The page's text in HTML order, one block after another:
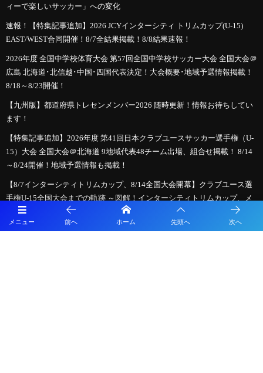
メニュー 前へ ホーム 先頭へ 次へ
ィーで楽しいサッカー」への変化
速報！【特集記事追加】2026 JCYインターシティ トリムカップ(U-15)
EAST/WEST合同開催！8/7全結果掲載！8/8結果速報！
2026年度 全国中学校体育大会 第57回全国中学校サッカー大会 全国大会＠
広島 北海道･北信越･中国･四国代表決定！大会概要･地域予選情報掲載！
8/18～8/23開催！
【九州版】都道府県トレセンメンバー2026 随時更新！情報お待ちしてい
ます！
【特集記事追加】2026年度 第41回日本クラブユースサッカー選手権（U-
15）大会 全国大会＠北海道 9地域代表48チーム出場、組合せ掲載！ 8/14
～8/24開催！地域予選情報も掲載！
【8/7インターシティトリムカップ、8/14全国大会開幕】クラブユース選
手権U-15全国大会までの軌跡 ～図解！インターシティトリムカップ、メ
ニコンカップとの関係は？～ 2026年度クラブユース選手権U-15特集